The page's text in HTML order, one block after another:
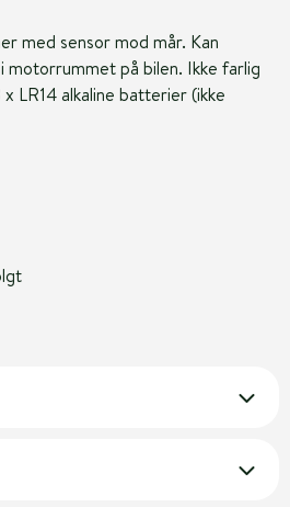
med sensor mod mår. Kan
på bilen. Ikke farlig
LR14 alkaline batterier (ikke